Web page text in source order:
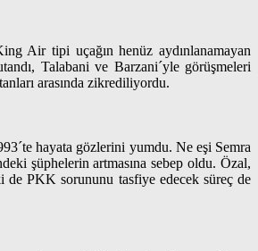
Air tipi uçağın henüz aydınlanamayan
Talabani ve Barzani´yle görüşmeleri
arasında zikrediliyordu.
hayata gözlerini yumdu. Ne eşi Semra
şüphelerin artmasına sebep oldu. Özal,
de PKK sorununu tasfiye edecek süreç de